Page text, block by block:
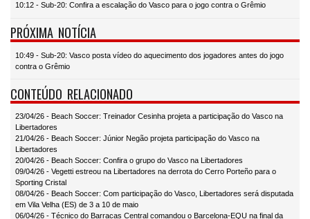
10:12 - Sub-20: Confira a escalação do Vasco para o jogo contra o Grêmio
PRÓXIMA NOTÍCIA
10:49 - Sub-20: Vasco posta vídeo do aquecimento dos jogadores antes do jogo
contra o Grêmio
CONTEÚDO RELACIONADO
23/04/26 - Beach Soccer: Treinador Cesinha projeta a participação do Vasco na
Libertadores
21/04/26 - Beach Soccer: Júnior Negão projeta participação do Vasco na
Libertadores
20/04/26 - Beach Soccer: Confira o grupo do Vasco na Libertadores
09/04/26 - Vegetti estreou na Libertadores na derrota do Cerro Porteño para o
Sporting Cristal
08/04/26 - Beach Soccer: Com participação do Vasco, Libertadores será disputada
em Vila Velha (ES) de 3 a 10 de maio
06/04/26 - Técnico do Barracas Central comandou o Barcelona-EQU na final da